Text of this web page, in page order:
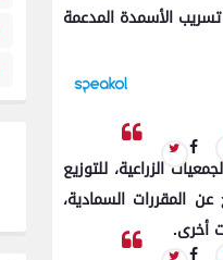
الأسمدة المدعمة
الزراعية، للتوزيع
المقررات السمادية،
أخرى.